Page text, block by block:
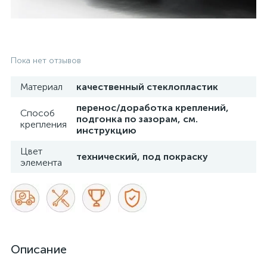
Пока нет отзывов
Материал качественный стеклопластик
Способ
крепления
перенос/доработка креплений,
подгонка по зазорам, см.
инструкцию
Цвет
элемента
технический, под покраску
Описание